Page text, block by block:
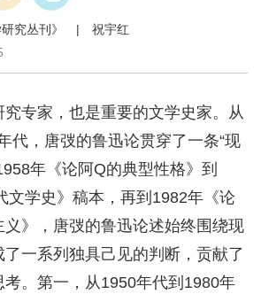
学研究丛刊》 | 祝宇红
究专家，也是重要的文学史家。从
代，唐弢的鲁迅论贯穿了一条“现
年《论阿Q的典型性格》到
文学史》稿本，再到1982年《论
》，唐弢的鲁迅论述始终围绕现
一系列独具己见的判断，贡献了
考。第一，从1950年代到1980年